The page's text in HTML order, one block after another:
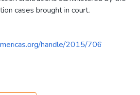
cases brought in court.
handle/2015/706